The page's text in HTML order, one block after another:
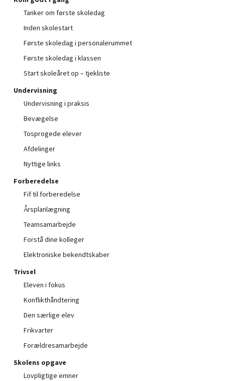
Tanker om første skoledag
Inden skolestart
Første skoledag i personalerummet
Første skoledag i klassen
Start skoleåret op – tjekliste
Undervisning
Undervisning i praksis
Bevægelse
Tosprogede elever
Afdelinger
Nyttige links
Forberedelse
Fif til forberedelse
Årsplanlægning
Teamsamarbejde
Forstå dine kolleger
Elektroniske bekendtskaber
Trivsel
Eleven i fokus
Konflikthåndtering
Den særlige elev
Frikvarter
Forældresamarbejde
Skolens opgave
Lovpligtige emner